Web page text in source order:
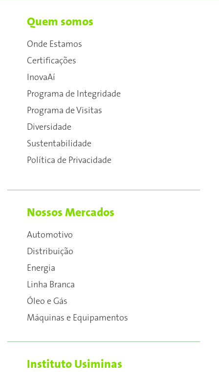
Quem somos
Onde Estamos
Certificações
InovaAí
Programa de Integridade
Programa de Visitas
Diversidade
Sustentabilidade
Política de Privacidade
Nossos Mercados
Automotivo
Distribuição
Energia
Linha Branca
Óleo e Gás
Máquinas e Equipamentos
Instituto Usiminas